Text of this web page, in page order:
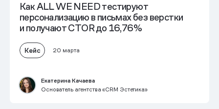
Как ALL WE NEED тестируют
персонализацию в письмах без верстки
и получаютCTOR до 16,76%
Кейс 20 марта
Екатерина Качаева
Основатель агентства «CRM Эстетика»